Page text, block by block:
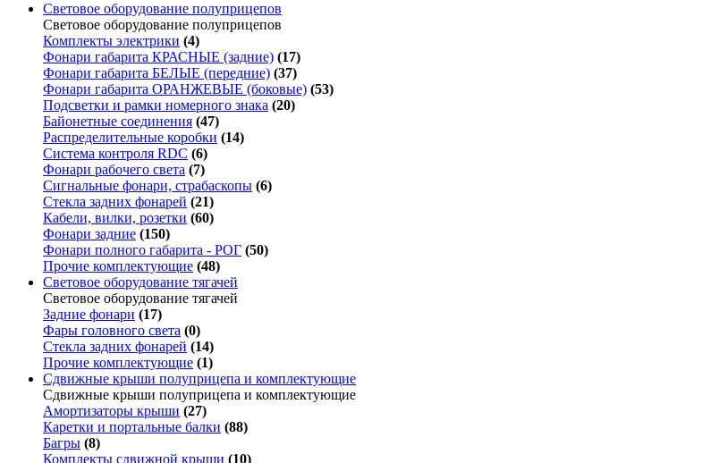
Световое оборудование полуприцепов
Световое оборудование полуприцепов
Комплекты электрики (4)
Фонари габарита КРАСНЫЕ (задние) (17)
Фонари габарита БЕЛЫЕ (передние) (37)
Фонари габарита ОРАНЖЕВЫЕ (боковые) (53)
Подсветки и рамки номерного знака (20)
Байонетные соединения (47)
Распределительные коробки (14)
Система контроля RDC (6)
Фонари рабочего света (7)
Сигнальные фонари, страбаскопы (6)
Стекла задних фонарей (21)
Кабели, вилки, розетки (60)
Фонари задние (150)
Фонари полного габарита - РОГ (50)
Прочие комплектующие (48)
Световое оборудование тягачей
Световое оборудование тягачей
Задние фонари (17)
Фары головного света (0)
Стекла задних фонарей (14)
Прочие комплектующие (1)
Сдвижные крыши полуприцепа и комплектующие
Сдвижные крыши полуприцепа и комплектующие
Амортизаторы крыши (27)
Каретки и портальные балки (88)
Багры (8)
Комплекты сдвижной крыши (10)